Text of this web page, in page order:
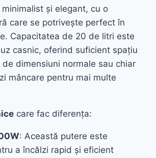
și elegant, cu o
care se potrivește perfect în
Capacitatea de 20 de litri este
casnic, oferind suficient spațiu
dimensiuni normale sau chiar
mâncare pentru mai multe
care fac diferența:
: Această putere este
a încălzi rapid și eficient